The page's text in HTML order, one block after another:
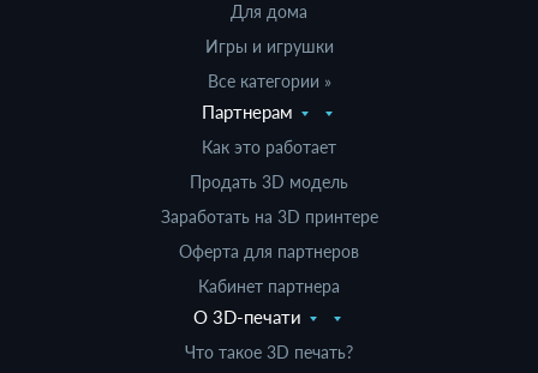
Для дома
Игры и игрушки
Все категории »
Партнерам
Как это работает
Продать 3D модель
Заработать на 3D принтере
Оферта для партнеров
Кабинет партнера
О 3D-печати
Что такое 3D печать?